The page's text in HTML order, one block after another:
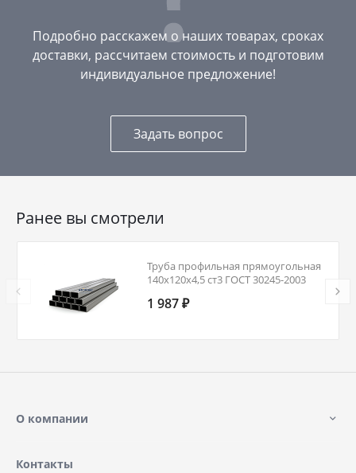
Подробно расскажем о наших товарах, сроках
доставки, рассчитаем стоимость и подготовим
индивидуальное предложение!
Задать вопрос
Ранее вы смотрели
Труба профильная прямоугольная
140х120х4,5 ст3 ГОСТ 30245-2003
1 987 ₽
О компании
Контакты